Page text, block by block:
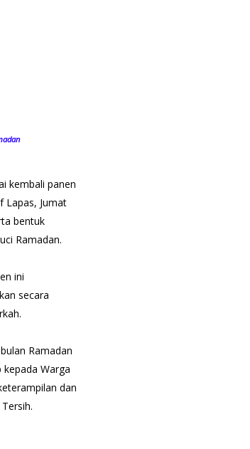
kembali panen
Lapas, Jumat
bentuk
Ramadan.
ini
secara
Ramadan
Warga
dan